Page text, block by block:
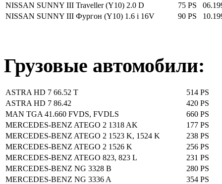
NISSAN SUNNY III Traveller (Y10) 2.0 D 75 PS
NISSAN SUNNY III Фургон (Y10) 1.6 i 16V
90 PS
Грузовые автомобили:
ASTRA HD 7 66.52 T
514 PS
ASTRA HD 7 86.42
420 PS
MAN TGA 41.660 FVDS, FVDLS
660 PS
MERCEDES-BENZ ATEGO 2 1318 AK
177 PS
MERCEDES-BENZ ATEGO 2 1523 K, 1524 K
238 PS
MERCEDES-BENZ ATEGO 2 1526 K
256 PS
MERCEDES-BENZ ATEGO 823, 823 L
231 PS
MERCEDES-BENZ NG 3328 B
280 PS
MERCEDES-BENZ NG 3336 A
354 PS